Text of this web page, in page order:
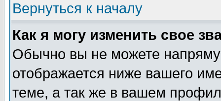
Вернуться к началу
Как я могу изменить свое
Обычно вы не можете
отображается ниже вашего
теме, а так же в вашем